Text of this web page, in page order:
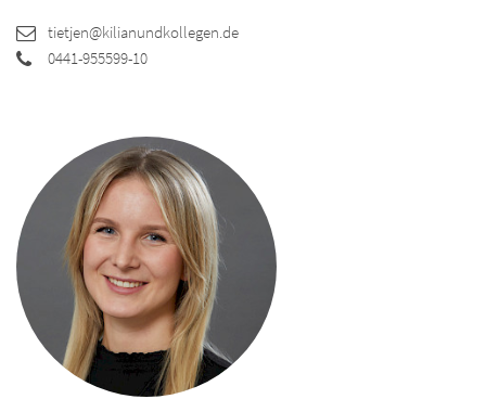
tietjen@kilianundkollegen.de
0441-955599-10